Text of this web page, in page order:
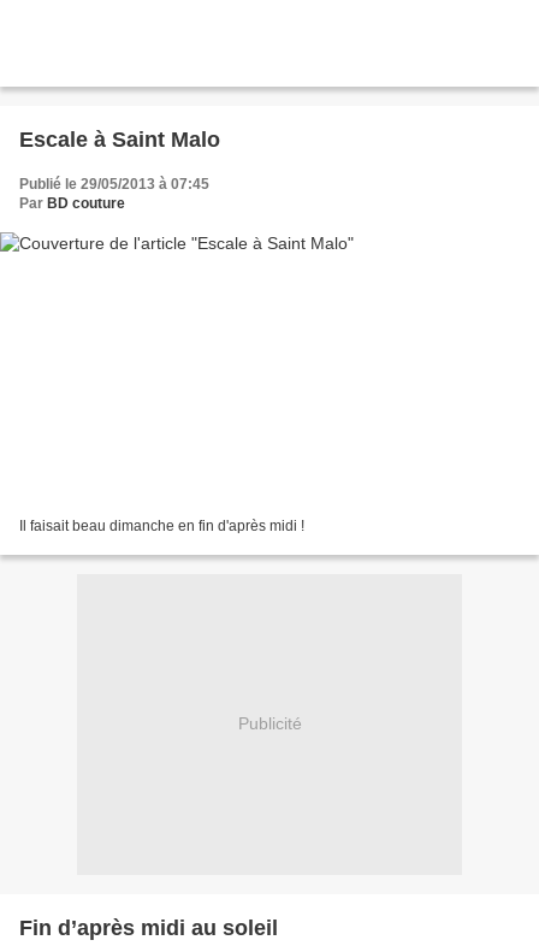
Escale à Saint Malo
Publié le 29/05/2013 à 07:45
Par BD couture
Il faisait beau dimanche en fin d'après midi !
Publicité
Fin d’après midi au soleil